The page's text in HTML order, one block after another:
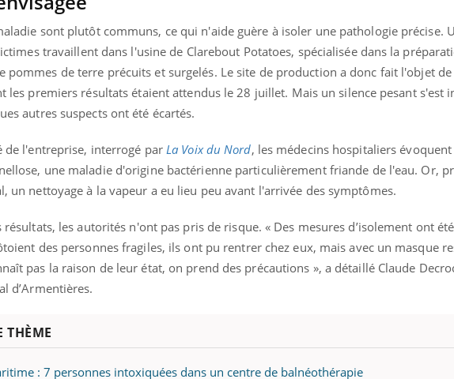
sont plutôt communs, ce qui n'aide guère à isoler une pathologie précise.
travaillent dans l'usine de Clarebout Potatoes, spécialisée dans la
pommes de terre précuits et surgelés. Le site de production a donc fait l'objet
les premiers résultats étaient attendus le 28 juillet. Mais un silence pesant s'est
autres suspects ont été écartés.
de l'entreprise, interrogé par La Voix du Nord, les médecins hospitaliers
une maladie d'origine bactérienne particulièrement friande de l'eau. Or,
un nettoyage à la vapeur a eu lieu peu avant l'arrivée des symptômes.
résultats, les autorités n'ont pas pris de risque. « Des mesures d’isolement ont
des personnes fragiles, ils ont pu rentrer chez eux, mais avec un masque
pas la raison de leur état, on prend des précautions », a détaillé Claude
d’Armentières.
THÈME
: 7 personnes intoxiquées dans un centre de balnéothérapie